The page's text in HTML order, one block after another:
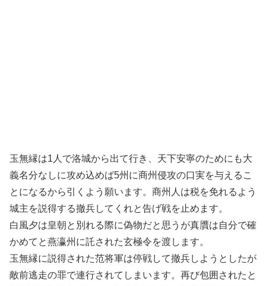
玉無縁は1人で洛城から出て行き、天下安寧のためにも大
義名分なしに攻め込めば5州に商州侵攻の口実を与えるこ
とになるから引くよう願います。商州人は税を免れるよう
城主を説得する撤兵してくれと告げ戦を止めます。
白風夕は皇朝と別れる際に偽物だと思うが真贋は自分で確
かめてと燕瀛州に託された玄極令を渡します。
玉無縁に説得された范将軍は停戦して撤兵しようとしたが
敵前逃走の罪で連行されてしまいます。再び包囲されたと